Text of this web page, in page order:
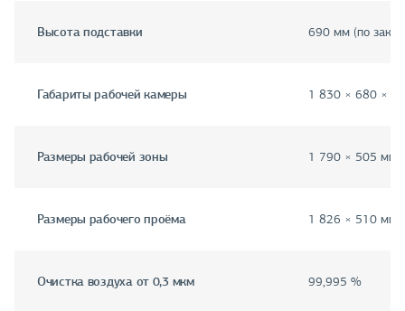
Высота подставки 690 мм (по
Габариты рабочей камеры 1 830 × 680 ×
Размеры рабочей зоны 1 790 × 505 мм
Размеры рабочего проёма 1 826 × 510 мм
Очистка воздуха от 0,3 мкм 99,995 %